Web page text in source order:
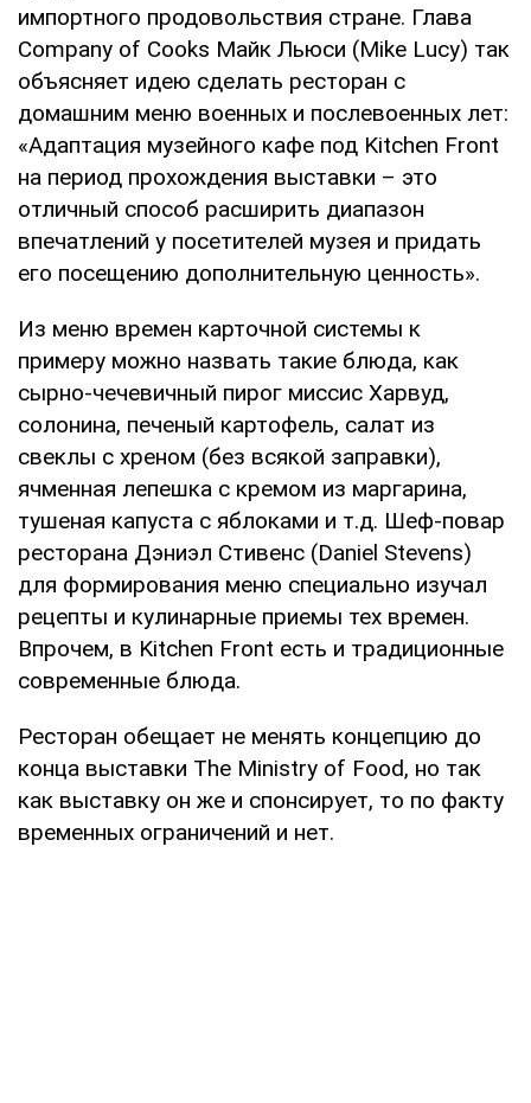
импортного продовольствия стране. Глава
Company of Cooks Майк Льюси (Mike Lucy) так
объясняет идею сделать ресторан с
домашним меню военных и послевоенных лет:
«Адаптация музейного кафе под Kitchen Front
на период прохождения выставки – это
отличный способ расширить диапазон
впечатлений у посетителей музея и придать
его посещению дополнительную ценность».
Из меню времен карточной системы к
примеру можно назвать такие блюда, как
сырно-чечевичный пирог миссис Харвуд,
солонина, печеный картофель, салат из
свеклы с хреном (без всякой заправки),
ячменная лепешка с кремом из маргарина,
тушеная капуста с яблоками и т.д. Шеф-повар
ресторана Дэниэл Стивенс (Daniel Stevens)
для формирования меню специально изучал
рецепты и кулинарные приемы тех времен.
Впрочем, в Kitchen Front есть и традиционные
современные блюда.
Ресторан обещает не менять концепцию до
конца выставки The Ministry of Food, но так
как выставку он же и спонсирует, то по факту
временных ограничений и нет.